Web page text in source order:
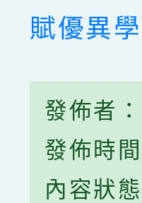
賦優異
發佈者
發佈時
內容狀